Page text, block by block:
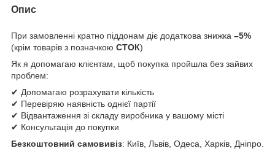
Опис
При замовленні кратно піддонам діє додаткова знижка –5%
(крім товарів з позначкою СТОК)
Як я допомагаю клієнтам, щоб покупка пройшла без зайвих
проблем:
✔ Допомагаю розрахувати кількість
✔ Перевіряю наявність однієї партії
✔ Відвантаження зі складу виробника у вашому місті
✔ Консультація до покупки
Безкоштовний самовивіз: Київ, Львів, Одеса, Харків, Дніпро.